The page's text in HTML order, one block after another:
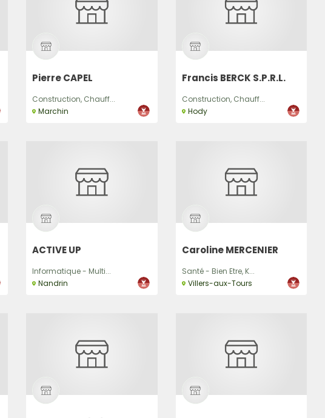
Rechercher
Pierre CAPEL
Construction, Chauff...
Marchin
Francis BERCK S.P.R.L.
Construction, Chauff...
Hody
ACTIVE UP
Informatique - Multi...
Nandrin
Caroline MERCENIER
Santé - Bien Etre, K...
Villers-aux-Tours